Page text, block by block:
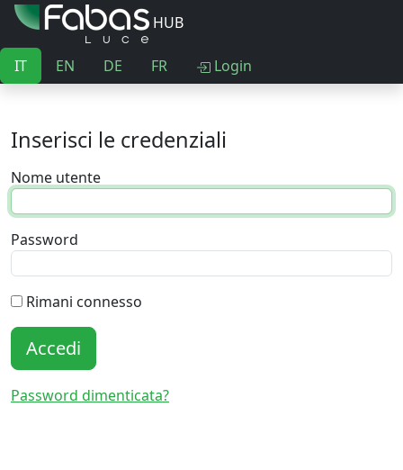
HUB
IT EN DE FR Login
Inserisci le credenziali
Nome utente
Password
Rimani connesso
Accedi
Password dimenticata?